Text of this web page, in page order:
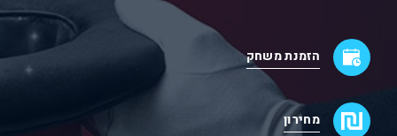
הזמנת משחק
מחירון